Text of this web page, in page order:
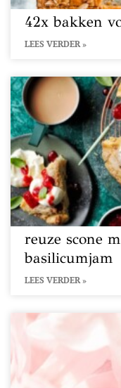
42x bakken
LEES VERDER »
reuze scone
basilicumjam
LEES VERDER »